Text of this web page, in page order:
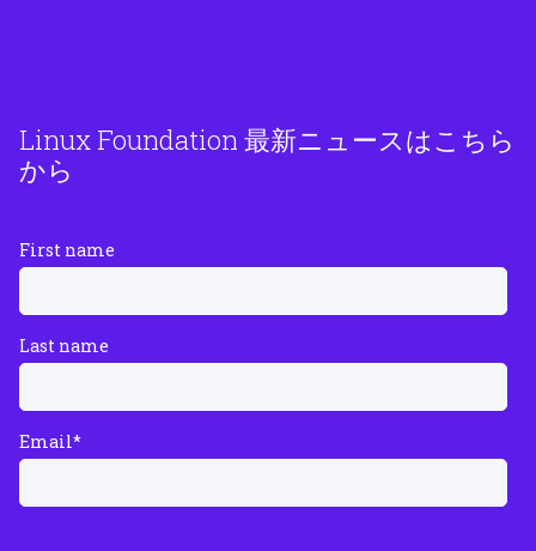
Linux Foundation 最新ニュースはこちら
から
First name
Last name
Email*